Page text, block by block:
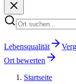
Lebensqualität
Ort bewerten
Startseite